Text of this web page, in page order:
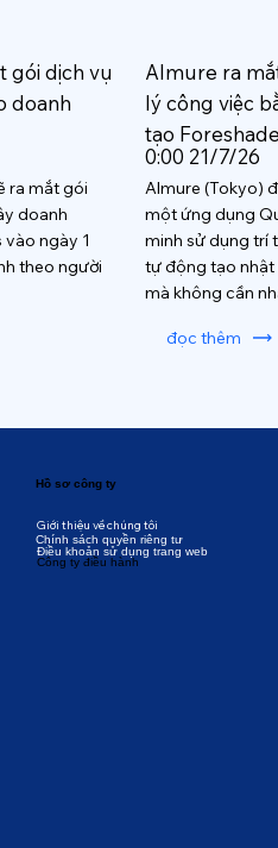
gói dịch vụ
doanh
ra mắt gói
doanh
ngày 1
theo người
Almure ra
lý công việc
tạo
0:00 21/7/26
Almure (Tokyo)
một ứng dụng
minh sử dụng trí
tự động tạo
mà không cần
đọc thêm
Hồ sơ công ty
Giới thiệu về chúng tôi
Chính sách quyền riêng tư
Điều khoản sử dụng trang web
Công ty điều hành